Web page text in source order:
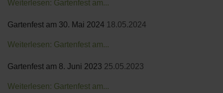
Weiterlesen: Gartenfest am...
Gartenfest am 30. Mai 2024 18.05.2024
Weiterlesen: Gartenfest am...
Gartenfest am 8. Juni 2023 25.05.2023
Weiterlesen: Gartenfest am...